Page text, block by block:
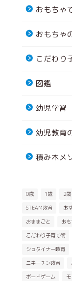
おもちゃ
おもちゃ
こだわり
図鑑
幼児学習
幼児教育
積み木メ
0歳 1歳 2歳
STEAM教育
お
おままごと
お
こだわり子育て術
シュタイナー教育
ニキーチン教育
ボードゲーム